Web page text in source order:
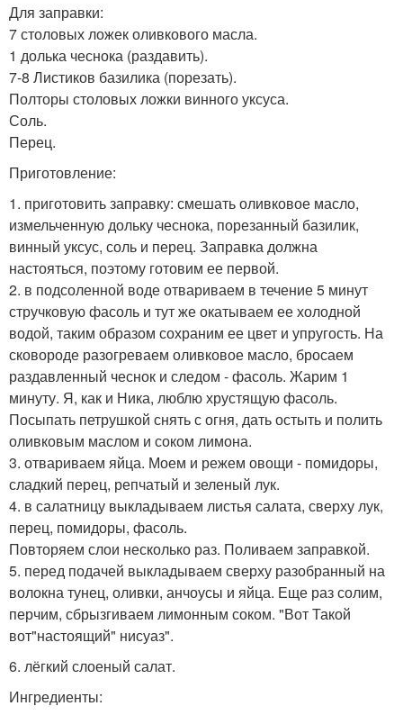
Для заправки:
7 столовых ложек оливкового масла.
1 долька чеснока (раздавить).
7-8 Листиков базилика (порезать).
Полторы столовых ложки винного уксуса.
Соль.
Перец.
Приготовление:
1. приготовить заправку: смешать оливковое масло,
измельченную дольку чеснока, порезанный базилик,
винный уксус, соль и перец. Заправка должна
настояться, поэтому готовим ее первой.
2. в подсоленной воде отвариваем в течение 5 минут
стручковую фасоль и тут же окатываем ее холодной
водой, таким образом сохраним ее цвет и упругость. На
сковороде разогреваем оливковое масло, бросаем
раздавленный чеснок и следом - фасоль. Жарим 1
минуту. Я, как и Ника, люблю хрустящую фасоль.
Посыпать петрушкой снять с огня, дать остыть и полить
оливковым маслом и соком лимона.
3. отвариваем яйца. Моем и режем овощи - помидоры,
сладкий перец, репчатый и зеленый лук.
4. в салатницу выкладываем листья салата, сверху лук,
перец, помидоры, фасоль.
Повторяем слои несколько раз. Поливаем заправкой.
5. перед подачей выкладываем сверху разобранный на
волокна тунец, оливки, анчоусы и яйца. Еще раз солим,
перчим, сбрызгиваем лимонным соком. "Вот Такой
вот"настоящий" нисуаз".
6. лёгкий слоеный салат.
Ингредиенты: